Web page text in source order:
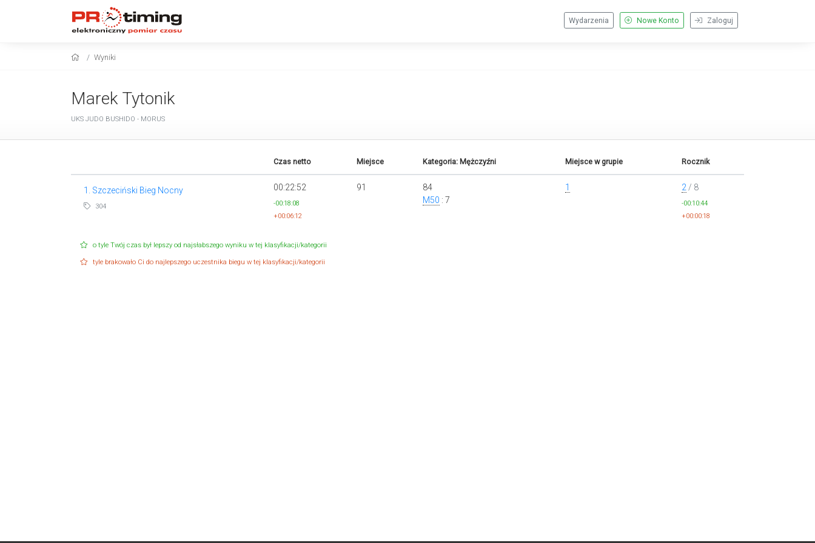
Zaloguj
Nowe Konto
Wydarzenia
Wyniki
Marek Tytonik
UKS JUDO BUSHIDO - MORUS
Czas netto Miejsce Kategoria: Mężczyźni Miejsce w grupie Rocznik
1. Szczeciński Bieg Nocny
304
00:22:52
-00:18:08
+00:06:12
91
84
M50 : 7
1 2 / 8
-00:10:44
+00:00:18
o tyle Twój czas był lepszy od najsłabszego wyniku w tej klasyfikacji/kategorii
tyle brakowało Ci do najlepszego uczestnika biegu w tej klasyfikacji/kategorii